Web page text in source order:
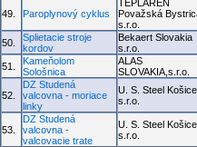
49. Paroplynový cyklus
TEPLÁREŇ
Považská
s.r.o.
50.
Splietacie stroje
kordov
Bekaert Slovakia
s.r.o.
51.
Kameňolom
Sološnica
ALAS
SLOVAKIA,s.r.o.
52.
DZ Studená
valcovna - moriace
linky
U. S. Steel Košice,
s.r.o.
53.
DZ Studená
valcovna -
valcovacie trate
U. S. Steel Košice,
s.r.o.